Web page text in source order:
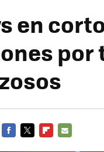
en
por